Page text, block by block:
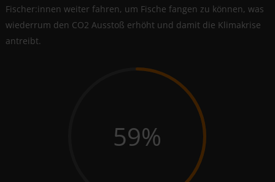
Fischer:innen weiter fahren, um Fische fangen zu können, was
wiederrum den CO2 Ausstoß erhöht und damit die Klimakrise
antreibt.
59%